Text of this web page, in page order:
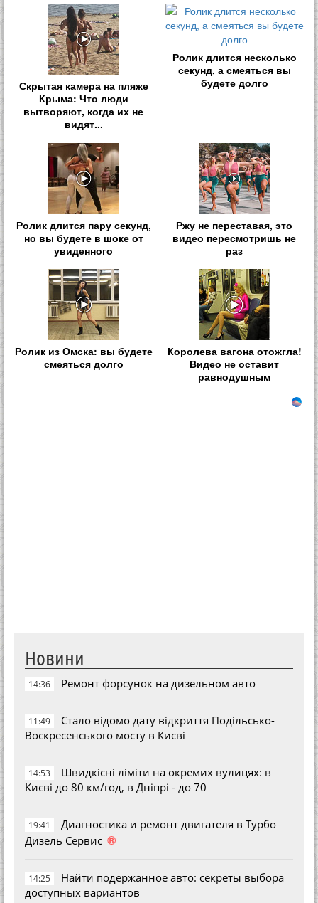
Скрытая камера на пляже
Крыма: Что люди
вытворяют, когда их не
видят...
Ролик длится несколько
секунд, а смеяться вы
будете долго
Ролик длится пару секунд,
но вы будете в шоке от
увиденного
Ржу не переставая, это
видео пересмотришь не
раз
Ролик из Омска: вы будете
смеяться долго
Королева вагона отожгла!
Видео не оставит
равнодушным
Новини
14:36 Ремонт форсунок на дизельном авто
11:49
Стало відомо дату відкриття Подільсько-
Воскресенського мосту в Києві
14:53
Швидкісні ліміти на окремих вулицях: в
Києві до 80 км/год, в Дніпрі - до 70
19:41
Диагностика и ремонт двигателя в Турбо
Дизель Сервис ®
14:25
Найти подержанное авто: секреты выбора
доступных вариантов